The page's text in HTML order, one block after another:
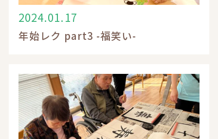
2024.01.17
年始レク part3 -福笑い-